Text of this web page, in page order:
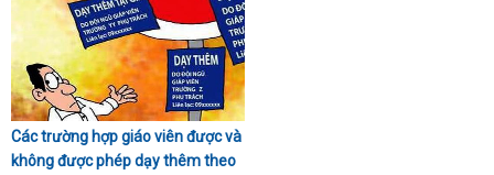
Các trường hợp giáo viên được và
không được phép dạy thêm theo